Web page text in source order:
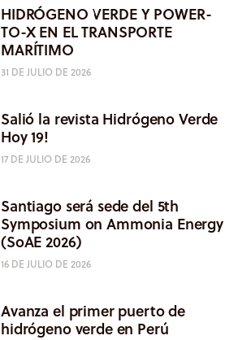
HIDRÓGENO VERDE Y POWER-
TO-X EN EL TRANSPORTE
MARÍTIMO
31 DE JULIO DE 2026
Salió la revista Hidrógeno Verde
Hoy 19!
17 DE JULIO DE 2026
Santiago será sede del 5th
Symposium on Ammonia Energy
(SoAE 2026)
16 DE JULIO DE 2026
Avanza el primer puerto de
hidrógeno verde en Perú